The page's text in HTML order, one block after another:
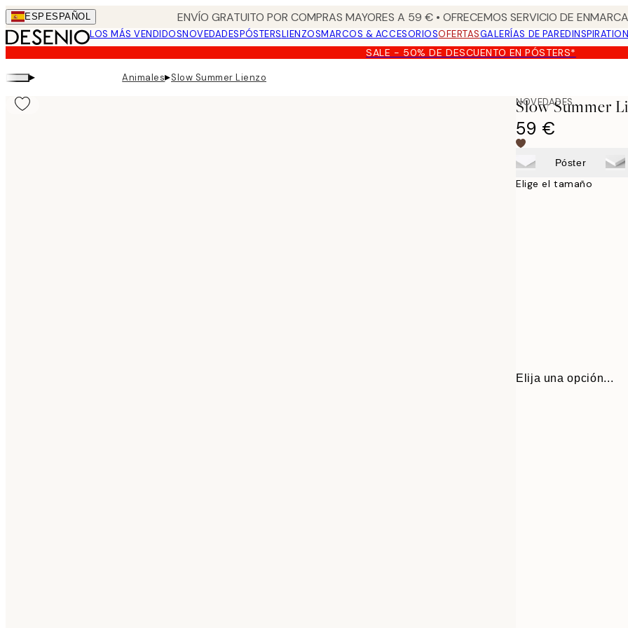
Skip
to
main
content.
ESP ESPAÑOL ENVÍO GRATUITO POR COMPRAS MAYORES A 59 € • OFRECEMOS SERVICIO DE
LOS MÁS VENDIDOSNOVEDADESPÓSTERSLIENZOSMARCOS & ACCESORIOSOFERTASGALERÍAS DE PARED
SALE - 50% DE DESCUENTO EN PÓSTERS*
▸ Animales▸Slow Summer Lienzo
NOVEDADES
Slow Summer
59 €
Póster
Elige el tamaño
Elija una opción...